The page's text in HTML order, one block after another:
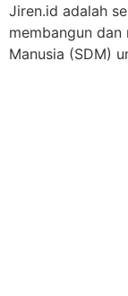
Jiren.id adalah
membangun dan
Manusia (SDM)